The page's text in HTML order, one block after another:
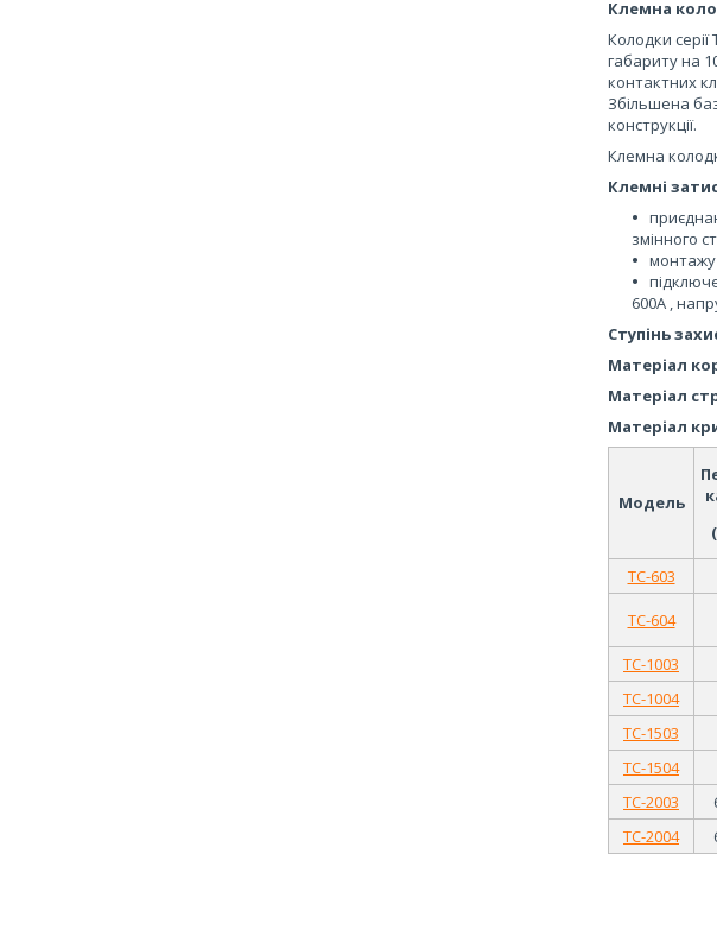
Клемна
Колодки
габариту на
контактних
Збільшена
конструкції.
Клемна
Клемні
змінного
монтажу
600А ,
Ступінь
Матеріал
Матеріал
Матеріал
Модель
TC-603
TC-604
TC-1003
TC-1004
TC-1503
TC-1504
TC-2003
TC-2004